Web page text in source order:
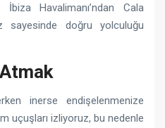
Havalimanı’ndan Cala
sayesinde doğru yolculuğu
inerse endişelenmenize
uçuşları izliyoruz, bu nedenle